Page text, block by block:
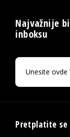
Najvažnije
inboksu
Pretplatite se